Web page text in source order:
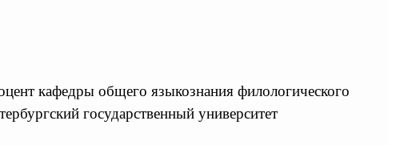
кафедры общего языкознания филологического
государственный университет